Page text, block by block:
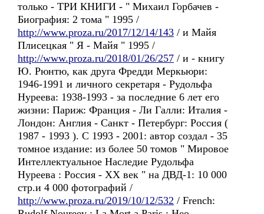
только - ТРИ КНИГИ - " Михаил Горбачев -
Биография: 2 тома " 1995 /
http://www.proza.ru/2017/12/14/143 / и Майя
Плисецкая " Я - Майя " 1995 /
http://www.proza.ru/2018/01/26/257 / и - книгу
Ю. Рюнтю, как друга Фредди Меркьюри:
1946-1991 и личного секретаря - Рудольфа
Нуреева: 1938-1993 - за последние 6 лет его
жизни: Париж: Франция - Ли Галли: Италия -
Лондон: Англия - Санкт - Петербург: Россия (
1987 - 1993 ). С 1993 - 2001: автор создал - 35
томное издание: из более 50 томов " Мировое
Интеллектуальное Наследие Рудольфа
Нуреева : Россия - ХX век " на ДВД-1: 10 000
стр.и 4 000 фотографий /
http://www.proza.ru/2019/10/12/532 / French: